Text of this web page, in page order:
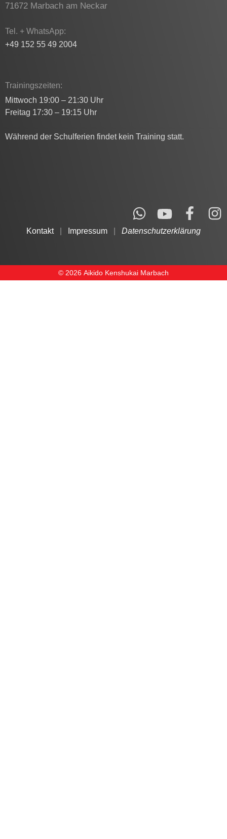
71672 Marbach am Neckar
Tel. + WhatsApp:
+49 152 55 49 2004
Trainingszeiten:
Mittwoch 19:00 – 21:30 Uhr
Freitag 17:30 – 19:15 Uhr
Während der Schulferien findet kein Training statt.
Kontakt| Impressum Datenschutzerklärung
© 2026 Aikido Kenshukai Marbach